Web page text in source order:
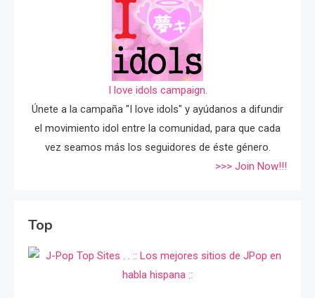
I love idols campaign.
Únete a la campaña "I love idols" y ayúdanos a difundir
el movimiento idol entre la comunidad, para que cada
vez seamos más los seguidores de éste género.
>>> Join Now!!!
Top